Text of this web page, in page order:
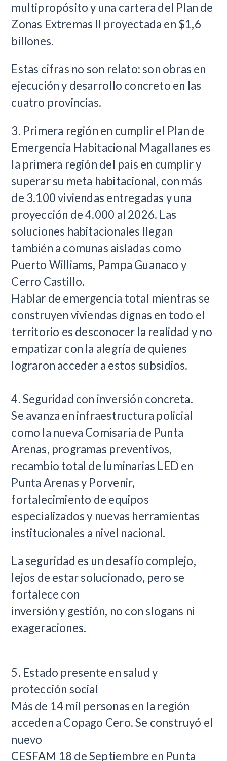
multipropósito y una cartera del Plan de
Zonas Extremas II proyectada en $1,6
billones.
Estas cifras no son relato: son obras en
ejecución y desarrollo concreto en las
cuatro provincias.​
3. Primera región en cumplir el Plan de
Emergencia Habitacional Magallanes es
la primera región del país en cumplir y
superar su meta habitacional, con más
de 3.100 viviendas entregadas y una
proyección de 4.000 al 2026. Las
soluciones habitacionales llegan
también a comunas aisladas como
Puerto Williams, Pampa Guanaco y
Cerro Castillo.
Hablar de emergencia total mientras se
construyen viviendas dignas en todo el
territorio es desconocer la realidad y no
empatizar con la alegría de quienes
lograron acceder a estos subsidios.
4. Seguridad con inversión concreta.
Se avanza en infraestructura policial
como la nueva Comisaría de Punta
Arenas, programas preventivos,
recambio total de luminarias LED en
Punta Arenas y Porvenir,
fortalecimiento de equipos
especializados y nuevas herramientas
institucionales a nivel nacional.
La seguridad es un desafío complejo,
lejos de estar solucionado, pero se
fortalece con
inversión y gestión, no con slogans ni
exageraciones.
5. Estado presente en salud y
protección social
Más de 14 mil personas en la región
acceden a Copago Cero. Se construyó el
nuevo
CESFAM 18 de Septiembre en Punta